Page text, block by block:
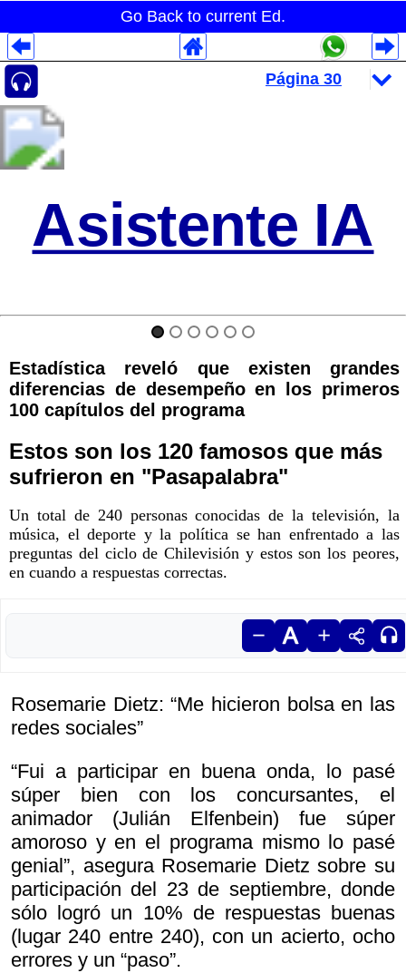
Go Back to current Ed.
Asistente IA
Estadística reveló que existen grandes
diferencias de desempeño en los primeros
100 capítulos del programa
Estos son los 120 famosos que más
sufrieron en "Pasapalabra"
Un total de 240 personas conocidas de la televisión, la
música, el deporte y la política se han enfrentado a las
preguntas del ciclo de Chilevisión y estos son los peores,
en cuando a respuestas correctas.
Rosemarie Dietz: “Me hicieron bolsa en las
redes sociales”
“Fui a participar en buena onda, lo pasé
súper bien con los concursantes, el
animador (Julián Elfenbein) fue súper
amoroso y en el programa mismo lo pasé
genial”, asegura Rosemarie Dietz sobre su
participación del 23 de septiembre, donde
sólo logró un 10% de respuestas buenas
(lugar 240 entre 240), con un acierto, ocho
errores y un “paso”.
Despliegues Analytics
Despliegues Totales
Despliegues por Rubros